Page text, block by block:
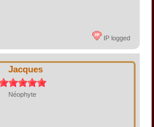
IP logged
Jacques
Néophyte